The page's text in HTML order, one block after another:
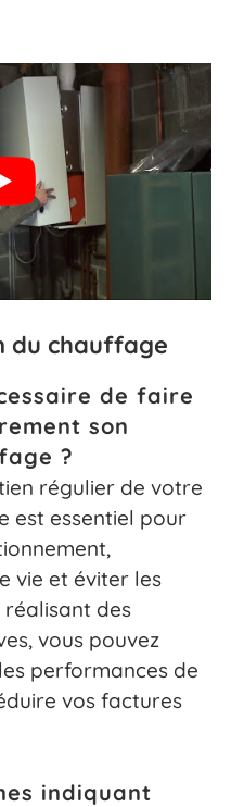
du chauffage
de faire
son
?
régulier de votre
est essentiel pour
vie et éviter les
réalisant des
vous pouvez
performances de
vos factures
indiquant